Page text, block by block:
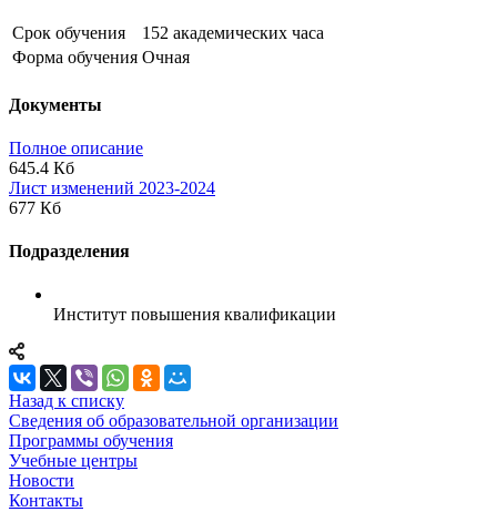
Срок обучения
152 академических часа
Форма обучения Очная
Документы
Полное описание
645.4 Кб
Лист изменений 2023-2024
677 Кб
Подразделения
Институт повышения квалификации
Назад к списку
Сведения об образовательной организации
Программы обучения
Учебные центры
Новости
Контакты